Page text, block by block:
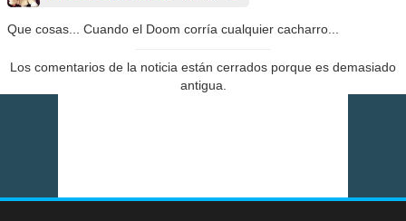
Que cosas... Cuando el Doom corría cualquier cacharro...
Los comentarios de la noticia están cerrados porque es demasiado
antigua.